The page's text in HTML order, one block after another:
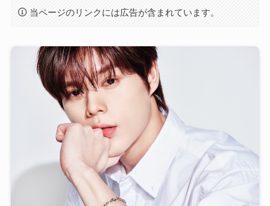
当ページのリンクには広告が含まれています。